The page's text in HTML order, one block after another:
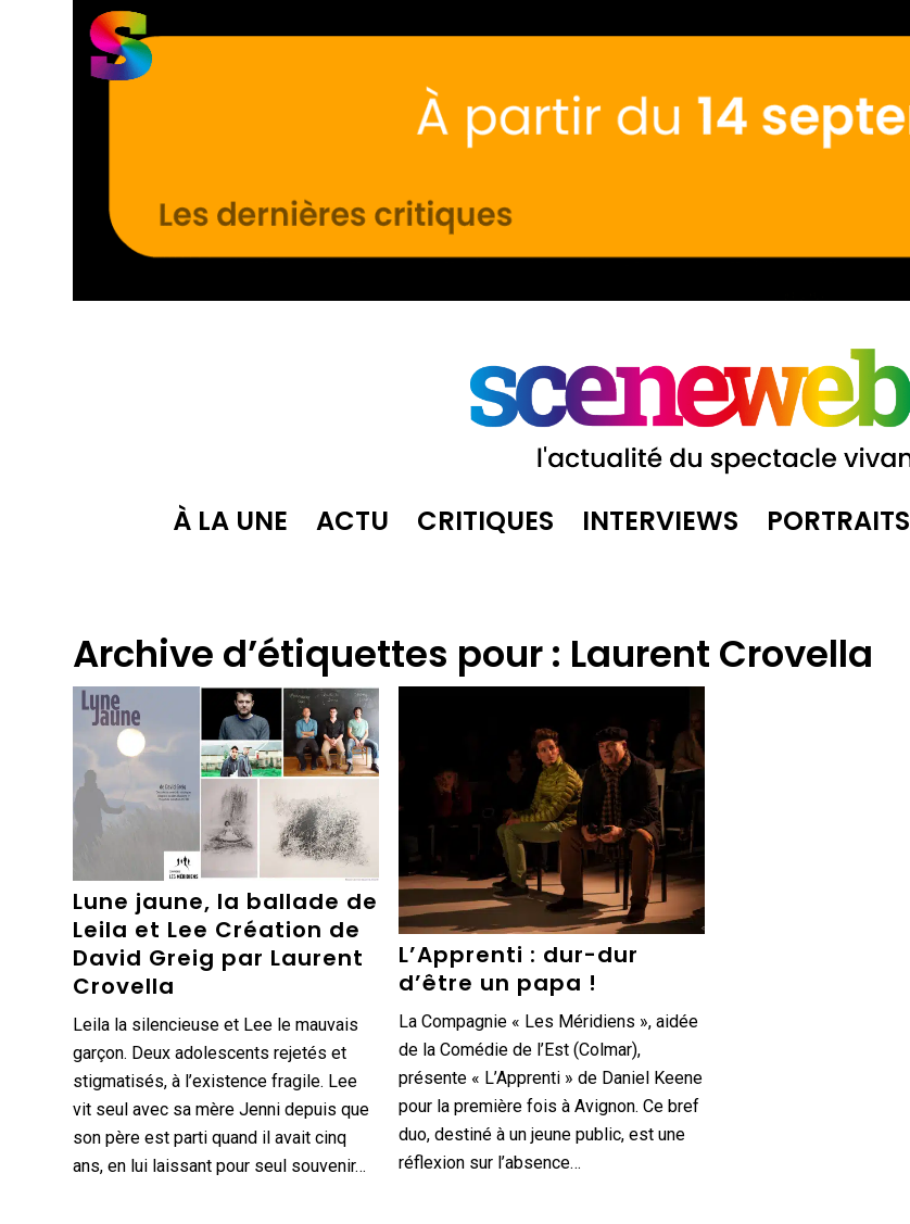
À LA UNE ACTU CRITIQUES INTERVIEWS PORTRAITS
Archive d’étiquettes pour : Laurent Crovella
Lune jaune, la ballade de
Leila et Lee Création de
David Greig par Laurent
Crovella
Leila la silencieuse et Lee le mauvais
garçon. Deux adolescents rejetés et
stigmatisés, à l’existence fragile. Lee
vit seul avec sa mère Jenni depuis que
son père est parti quand il avait cinq
ans, en lui laissant pour seul souvenir…
L’Apprenti : dur-dur
d’être un papa !
La Compagnie « Les Méridiens », aidée
de la Comédie de l’Est (Colmar),
présente « L’Apprenti » de Daniel Keene
pour la première fois à Avignon. Ce bref
duo, destiné à un jeune public, est une
réflexion sur l’absence…